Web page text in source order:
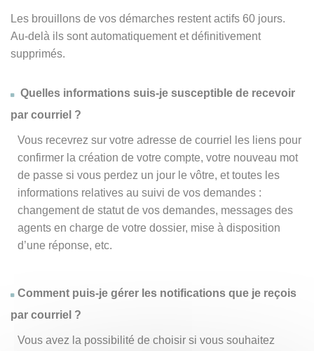
Les brouillons de vos démarches restent actifs 60 jours.
Au-delà ils sont automatiquement et définitivement
supprimés.
Quelles informations suis-je susceptible de recevoir
par courriel ?
Vous recevrez sur votre adresse de courriel les liens pour
confirmer la création de votre compte, votre nouveau mot
de passe si vous perdez un jour le vôtre, et toutes les
informations relatives au suivi de vos demandes :
changement de statut de vos demandes, messages des
agents en charge de votre dossier, mise à disposition
d’une réponse, etc.
Comment puis-je gérer les notifications que je reçois
par courriel ?
Vous avez la possibilité de choisir si vous souhaitez